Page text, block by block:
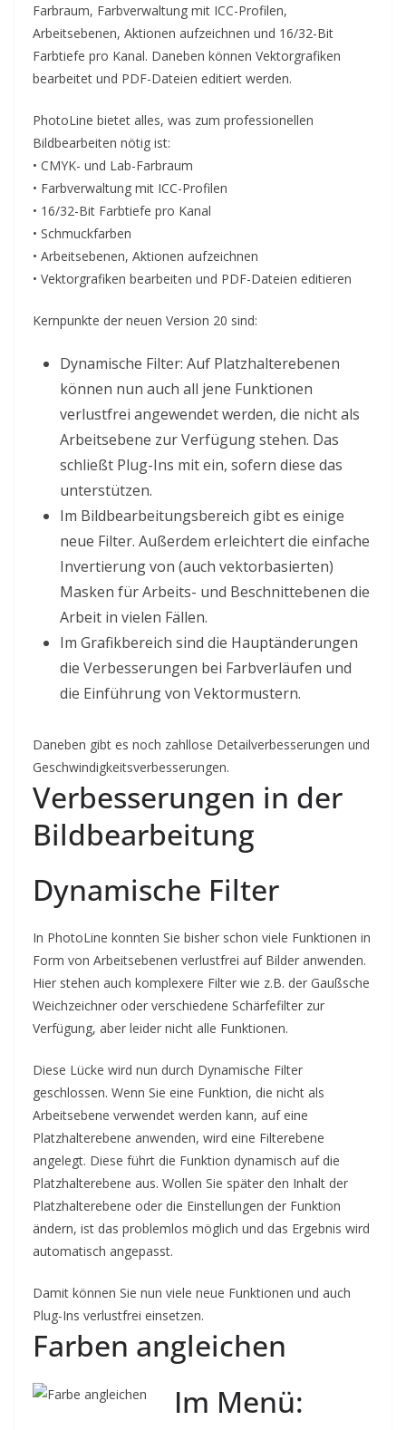
Farbraum, Farbverwaltung mit ICC-Profilen,
Arbeitsebenen, Aktionen aufzeichnen und 16/32-Bit
Farbtiefe pro Kanal. Daneben können Vektorgrafiken
bearbeitet und PDF-Dateien editiert werden.
PhotoLine bietet alles, was zum professionellen
Bildbearbeiten nötig ist:
• CMYK- und Lab-Farbraum
• Farbverwaltung mit ICC-Profilen
• 16/32-Bit Farbtiefe pro Kanal
• Schmuckfarben
• Arbeitsebenen, Aktionen aufzeichnen
• Vektorgrafiken bearbeiten und PDF-Dateien editieren
Kernpunkte der neuen Version 20 sind:
Dynamische Filter: Auf Platzhalterebenen
können nun auch all jene Funktionen
verlustfrei angewendet werden, die nicht als
Arbeitsebene zur Verfügung stehen. Das
schließt Plug-Ins mit ein, sofern diese das
unterstützen.
Im Bildbearbeitungsbereich gibt es einige
neue Filter. Außerdem erleichtert die einfache
Invertierung von (auch vektorbasierten)
Masken für Arbeits- und Beschnittebenen die
Arbeit in vielen Fällen.
Im Grafikbereich sind die Hauptänderungen
die Verbesserungen bei Farbverläufen und
die Einführung von Vektormustern.
Daneben gibt es noch zahllose Detailverbesserungen und
Geschwindigkeitsverbesserungen.
Verbesserungen in der
Bildbearbeitung
Dynamische Filter
In PhotoLine konnten Sie bisher schon viele Funktionen in
Form von Arbeitsebenen verlustfrei auf Bilder anwenden.
Hier stehen auch komplexere Filter wie z.B. der Gaußsche
Weichzeichner oder verschiedene Schärfefilter zur
Verfügung, aber leider nicht alle Funktionen.
Diese Lücke wird nun durch Dynamische Filter
geschlossen. Wenn Sie eine Funktion, die nicht als
Arbeitsebene verwendet werden kann, auf eine
Platzhalterebene anwenden, wird eine Filterebene
angelegt. Diese führt die Funktion dynamisch auf die
Platzhalterebene aus. Wollen Sie später den Inhalt der
Platzhalterebene oder die Einstellungen der Funktion
ändern, ist das problemlos möglich und das Ergebnis wird
automatisch angepasst.
Damit können Sie nun viele neue Funktionen und auch
Plug-Ins verlustfrei einsetzen.
Farben angleichen
Im Menü: